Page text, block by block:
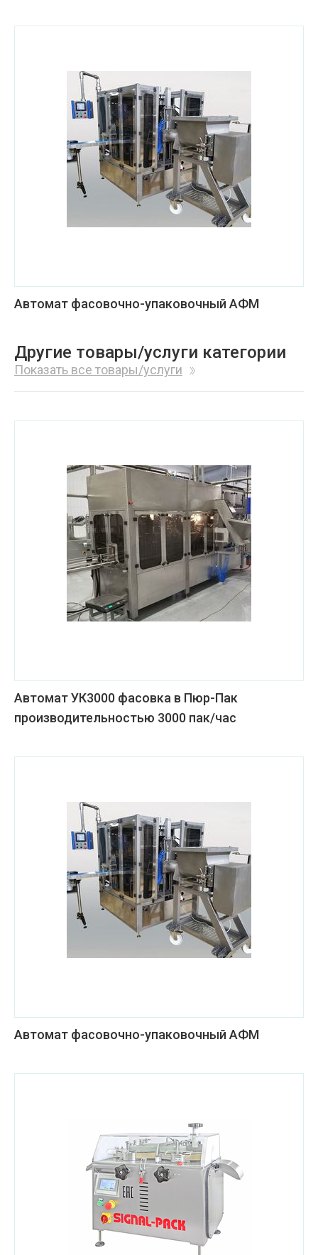
Автомат фасовочно-упаковочный АФМ
Другие товары/услуги категории
Показать все товары/услуги
Автомат УК3000 фасовка в Пюр-Пак
производительностью 3000 пак/час
Автомат фасовочно-упаковочный АФМ